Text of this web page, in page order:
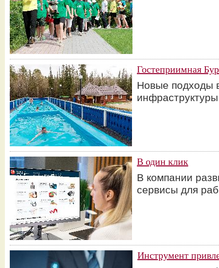
Гостеприимная
Новые подходы
В один клик
В компании
сервисы для
Инструмент